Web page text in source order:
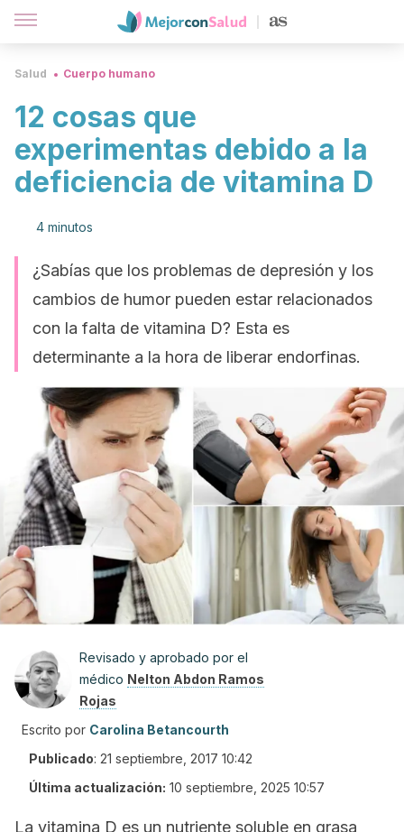
Salud Cuerpo humano
12 cosas que
experimentas debido a la
deficiencia de vitamina D
4 minutos
¿Sabías que los problemas de depresión y los
cambios de humor pueden estar relacionados
con la falta de vitamina D? Esta es
determinante a la hora de liberar endorfinas.
Revisado y aprobado por el
médico Nelton Abdon Ramos
Rojas
Escrito por Carolina Betancourth
Publicado: 21 septiembre, 2017 10:42
Última actualización: 10 septiembre, 2025 10:57
La vitamina D es un nutriente soluble en grasa